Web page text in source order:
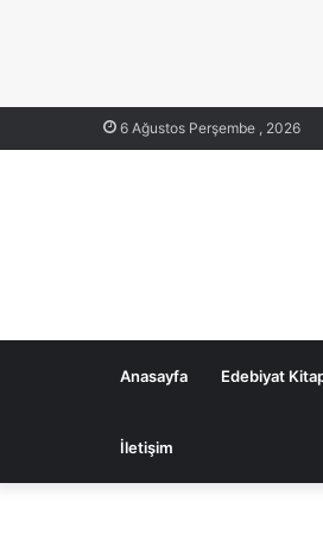
6 Ağustos Perşembe , 2026
Anasayfa Edebiyat
İletişim